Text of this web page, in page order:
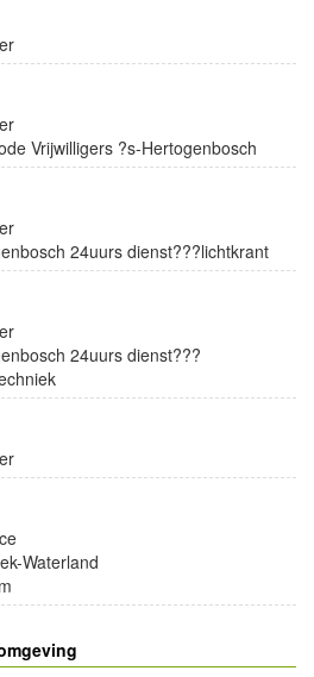
Vrijwilligers ?s-Hertogenbosch
24uurs dienst???lichtkrant
24uurs dienst???
Waterland